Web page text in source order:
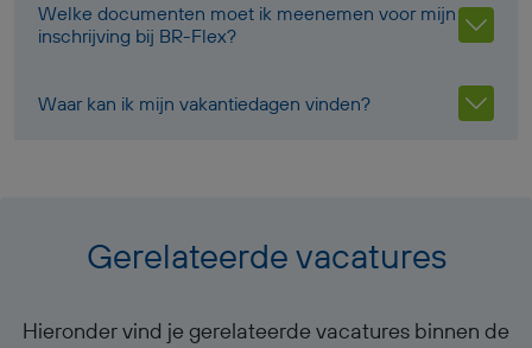
Welke documenten moet ik meenemen voor mijn
inschrijving bij BR-Flex?
Waar kan ik mijn vakantiedagen vinden?
Gerelateerde vacatures
Hieronder vind je gerelateerde vacatures binnen de